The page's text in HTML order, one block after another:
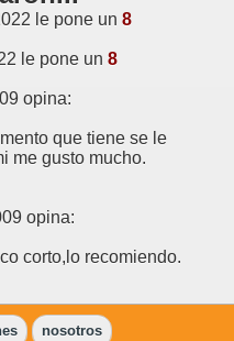
le pone un 8
le pone un 8
opina:
que tiene se le
me gusto mucho.
opina:
corto,lo recomiendo.
nosotros